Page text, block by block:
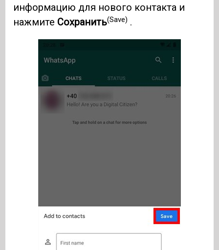
информацию для нового контакта и
нажмите Сохранить(Save) .